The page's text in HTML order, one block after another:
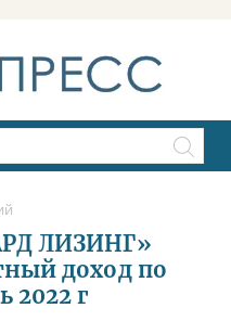
ЛИЗИНГ»
доход по
2022 г